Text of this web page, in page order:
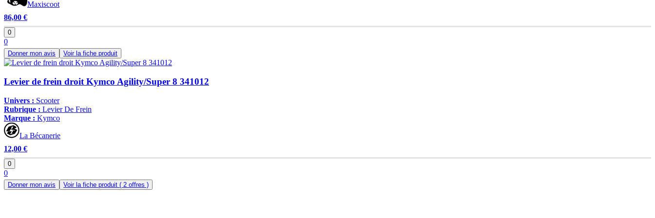
Maxiscoot
86,00 €
0
0
Donner mon avis Voir la fiche produit
Levier de frein droit Kymco Agility/Super 8 341012
Univers : Scooter
Rubrique : Levier De Frein
Marque : Kymco
La Bécanerie
12,00 €
0
0
Donner mon avis Voir la fiche produit ( 2 offres )